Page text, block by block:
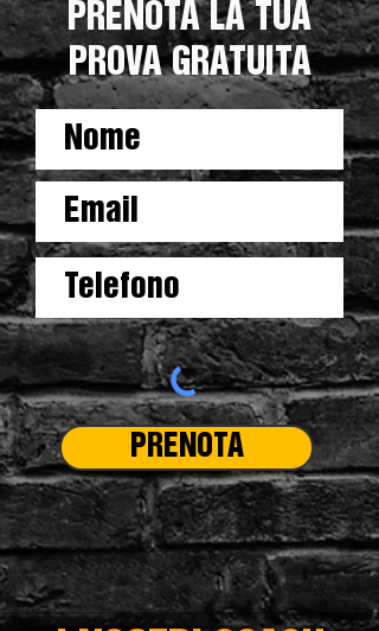
PRENOTA LA TUA
PROVA GRATUITA
PRENOTA